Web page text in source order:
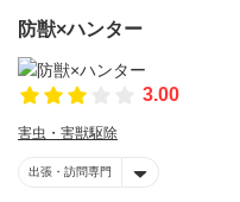
防獣×ハンター
3.00
害虫・害獣駆除
出張・訪問専門